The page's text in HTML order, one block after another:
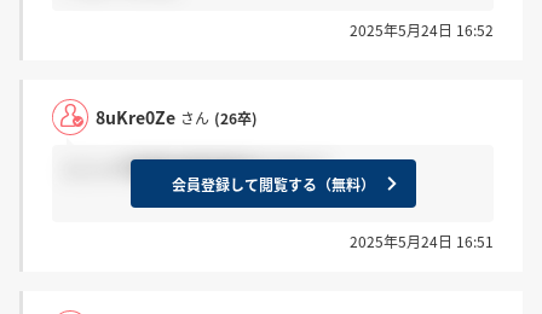
2025年5月24日 16:52
8uKre0Ze さん (26卒)
ここって勤務地関西確定ですか？
会員登録して閲覧する（無料）
2025年5月24日 16:51